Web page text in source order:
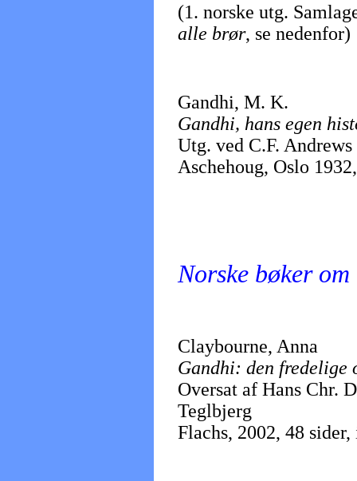
(1. norske utg.
alle brør, se nedenfor)
Gandhi, M. K.
Gandhi, hans egen
Utg. ved C.F. Andrews
Aschehoug, Oslo
Norske bøker
Claybourne, Anna
Gandhi: den fredelige
Oversat af Hans Chr.
Teglbjerg
Flachs, 2002, 48